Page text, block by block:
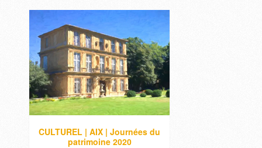
CULTUREL | AIX | Journées du
patrimoine 2020